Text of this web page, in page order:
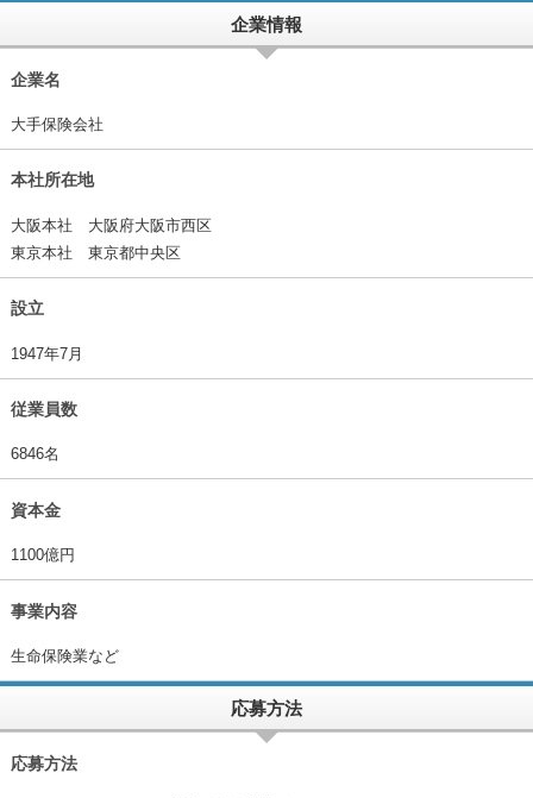
企業情報
企業名
大手保険会社
本社所在地
大阪本社 大阪府大阪市西区
東京本社 東京都中央区
設立
1947年7月
従業員数
6846名
資本金
1100億円
事業内容
生命保険業など
応募方法
応募方法